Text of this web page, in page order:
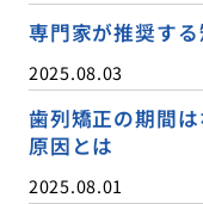
専門家が推奨す
2025.08.03
歯列矯正の期間
原因とは
2025.08.01